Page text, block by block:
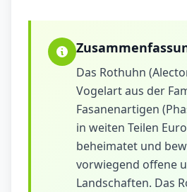
Das Rothuhn
Vogelart aus der
Fasanenartigen
in weiten Teilen
beheimatet und
vorwiegend offene
Landschaften. Das